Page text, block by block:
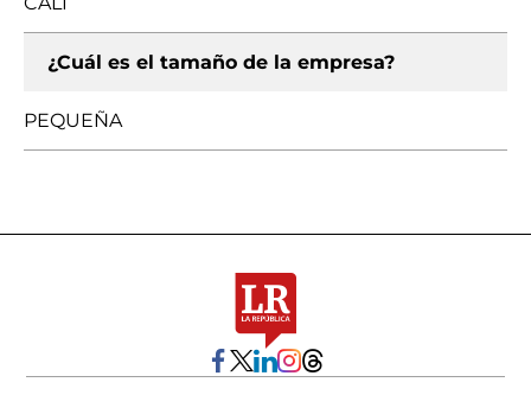
¿Cuál es el tamaño de la empresa?
PEQUEÑA